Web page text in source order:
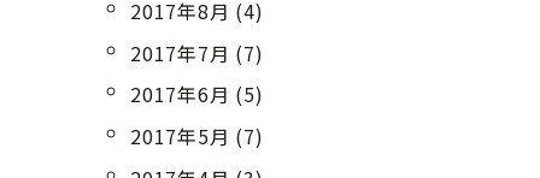
2017年8月 (4)
2017年7月 (7)
2017年6月 (5)
2017年5月 (7)